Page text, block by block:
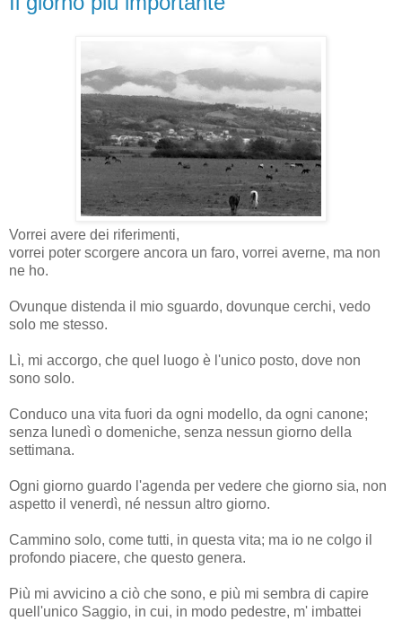
Vorrei avere dei riferimenti,
vorrei poter scorgere ancora un faro, vorrei averne, ma non
ne ho.
Ovunque distenda il mio sguardo, dovunque cerchi, vedo
solo me stesso.
Lì, mi accorgo, che quel luogo è l'unico posto, dove non
sono solo.
Conduco una vita fuori da ogni modello, da ogni canone;
senza lunedì o domeniche, senza nessun giorno della
settimana.
Ogni giorno guardo l'agenda per vedere che giorno sia, non
aspetto il venerdì, né nessun altro giorno.
Cammino solo, come tutti, in questa vita; ma io ne colgo il
profondo piacere, che questo genera.
Più mi avvicino a ciò che sono, e più mi sembra di capire
quell'unico Saggio, in cui, in modo pedestre, m' imbattei